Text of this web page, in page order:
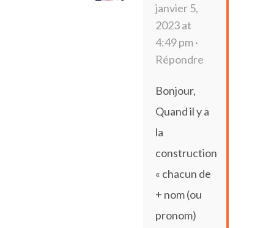
janvier 5,
2023 at
4:49 pm ·
Répondre
Bonjour,
Quand il y a
la
construction
« chacun de
+ nom (ou
pronom)